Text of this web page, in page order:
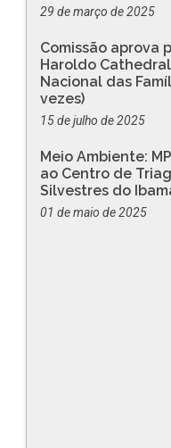
29 de março de 2025
Comissão aprova
Haroldo
Nacional das
vezes)
15 de julho de 2025
Meio Ambiente:
ao Centro de
Silvestres do
01 de maio de 2025